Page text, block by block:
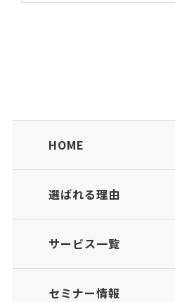
HOME
選ばれる理由
サービス一覧
セミナー情報